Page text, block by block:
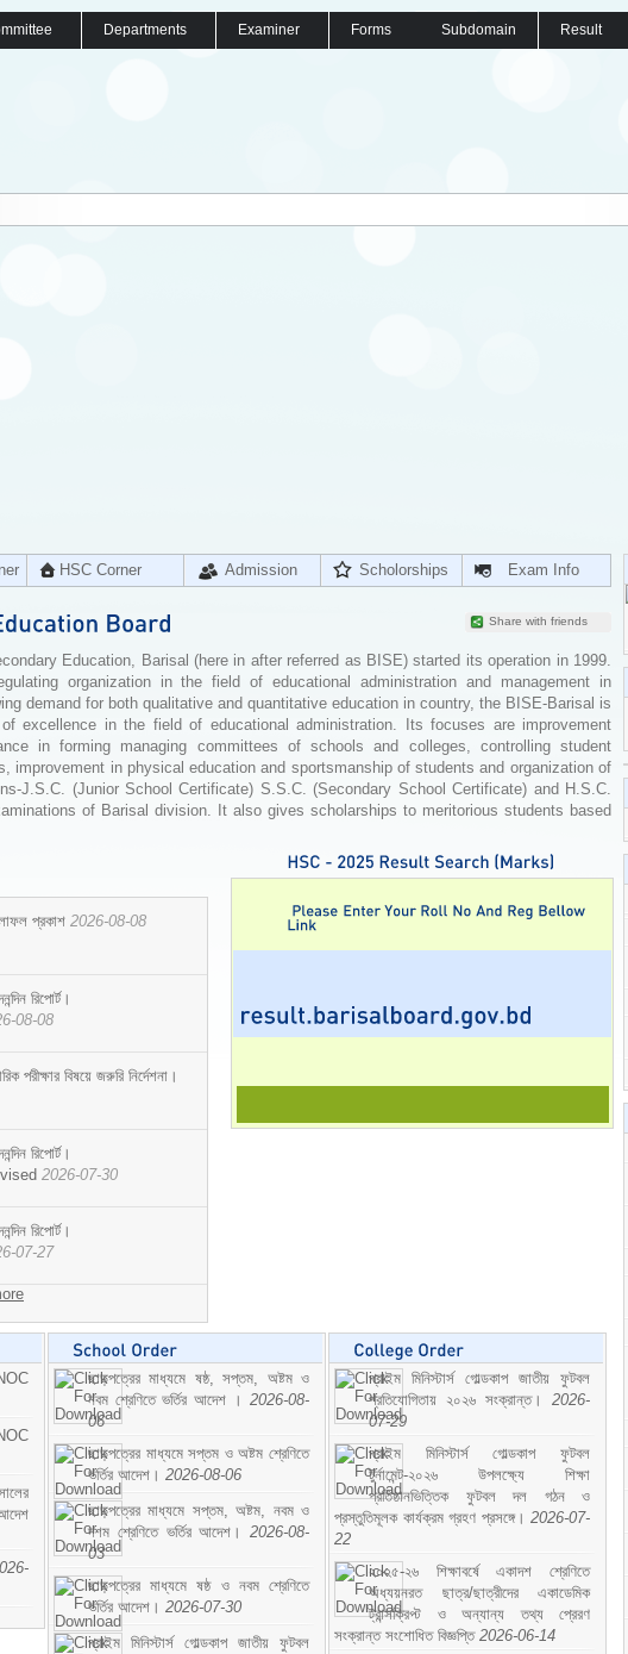
Departments Examiner Forms Subdomain Result
HSC Corner Admission Scholorships Exam Info
Share with friends
Education, Barisal (here in after referred as BISE) started its operation in 1999.
organization in the field of educational administration and management in
demand for both qualitative and quantitative education in country, the BISE-Barisal is
excellence in the field of educational administration. Its focuses are improvement
in forming managing committees of schools and colleges, controlling student
improvement in physical education and sportsmanship of students and organization of
J.S.C. (Junior School Certificate) S.S.C. (Secondary School Certificate) and H.S.C.
of Barisal division. It also gives scholarships to meritorious students based
প্রকাশ 2026-08-08
রিপোর্ট।
08-08
পরীক্ষার বিষয়ে জরুরি নির্দেশনা।
রিপোর্ট।
2026-07-30
রিপোর্ট।
07-27
ছাড়পত্রের মাধ্যমে ষষ্ঠ, সপ্তম, অষ্টম ও
নবম শ্রেণিতে ভর্তির আদেশ । 2026-08-
06
ছাড়পত্রের মাধ্যমে সপ্তম ও অষ্টম শ্রেণিতে
ভর্তির আদেশ। 2026-08-06
ছাড়পত্রের মাধ্যমে সপ্তম, অষ্টম, নবম ও
দশম শ্রেণিতে ভর্তির আদেশ। 2026-08-
03
ছাড়পত্রের মাধ্যমে ষষ্ঠ ও নবম শ্রেণিতে
ভর্তির আদেশ। 2026-07-30
প্রাইম মিনিস্টার্স গোল্ডকাপ জাতীয় ফুটবল
প্রাইম মিনিস্টার্স গোল্ডকাপ জাতীয় ফুটবল
প্রতিযোগিতায় ২০২৬ সংক্রান্ত। 2026-
07-29
প্রাইম মিনিস্টার্স গোল্ডকাপ ফুটবল
টুর্নামেন্ট-২০২৬ উপলক্ষ্যে শিক্ষা
প্রতিষ্ঠানভিত্তিক ফুটবল দল গঠন ও
প্রস্তুতিমূলক কার্যক্রম গ্রহণ প্রসঙ্গে। 2026-07-
22
২০২৫-২৬ শিক্ষাবর্ষে একাদশ শ্রেণিতে
অধ্যয়নরত ছাত্র/ছাত্রীদের একাডেমিক
ট্রান্সক্রিপ্ট ও অন্যান্য তথ্য প্রেরণ
সংক্রান্ত সংশোধিত বিজ্ঞপ্তি 2026-06-14